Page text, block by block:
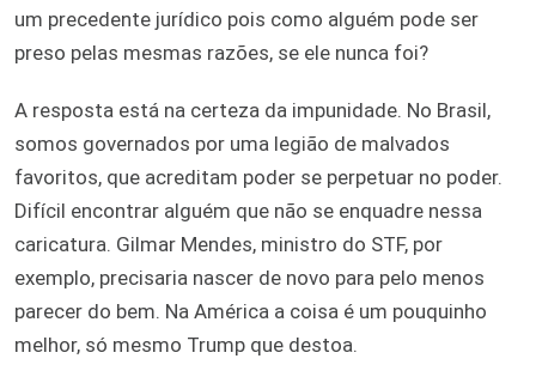
um precedente jurídico pois como alguém pode ser
preso pelas mesmas razões, se ele nunca foi?
A resposta está na certeza da impunidade. No Brasil,
somos governados por uma legião de malvados
favoritos, que acreditam poder se perpetuar no poder.
Difícil encontrar alguém que não se enquadre nessa
caricatura. Gilmar Mendes, ministro do STF, por
exemplo, precisaria nascer de novo para pelo menos
parecer do bem. Na América a coisa é um pouquinho
melhor, só mesmo Trump que destoa.